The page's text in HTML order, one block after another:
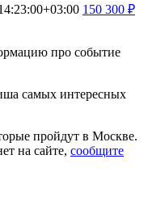
150 300 ₽
про событие
самых интересных
пройдут в Москве.
на сайте, сообщите